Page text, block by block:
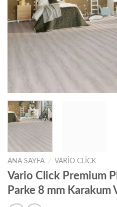
ANA SAYFA / VARIO CLICK
Vario Click Premium
Parke 8 mm Karakum